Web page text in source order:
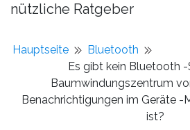
nützliche Ratgeber
Hauptseite
Bluetooth
Es gibt kein Bluetooth
Baumwindungszentrum
Benachrichtigungen im Geräte -
ist?